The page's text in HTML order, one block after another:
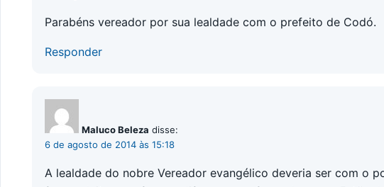
Parabéns vereador por sua lealdade com o prefeito de Codó.
Responder
Maluco Beleza disse:
6 de agosto de 2014 às 15:18
A lealdade do nobre Vereador evangélico deveria ser com o